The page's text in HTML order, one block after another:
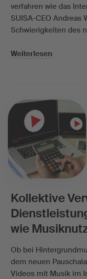
verfahren wie das
SUISA-CEO Andreas
Schwierigkeiten des
Weiterlesen
Kollektive
wie
Ob bei
dem neuen
Videos mit Musik im